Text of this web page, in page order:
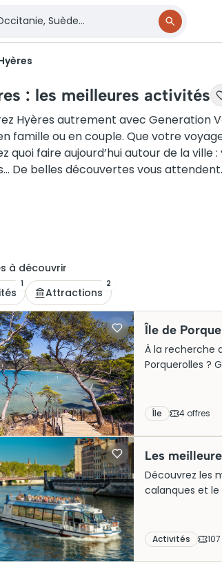
: les meilleures activités
Hyères autrement avec Generation
famille ou en couple. Que votre
quoi faire aujourd’hui autour de la
De belles découvertes vous attendent.
s à découvrir
1
Attractions
2
Île de
À la recherche
Porquerolles ?
voyage sur
Île 4 offres
Les
Découvrez les
calanques et
Activités 107